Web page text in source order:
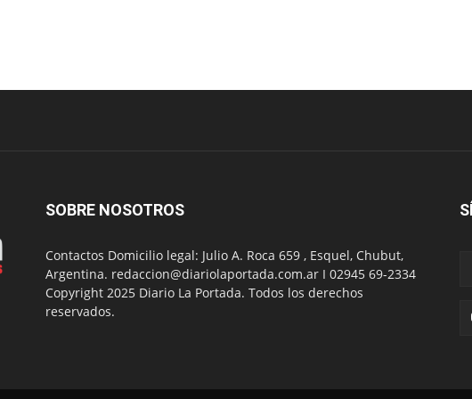
SOBRE NOSOTROS
Contactos Domicilio legal: Julio A. Roca 659 , Esquel, Chubut,
Argentina. redaccion@diariolaportada.com.ar I 02945 69-2334
Copyright 2025 Diario La Portada. Todos los derechos
reservados.